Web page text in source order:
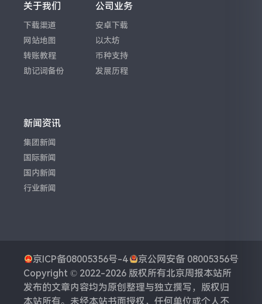
关于我们
下载渠道
网站地图
转账教程
助记词备份
公司业务
安卓下载
以太坊
币种支持
发展历程
新闻资讯
集团新闻
国际新闻
国内新闻
行业新闻
京ICP备08005356号-4
京公网安备 08005356号
Copyright © 2022-2026 版权所有北京周报本站所
发布的文章内容均为原创整理与独立撰写，版权归
本站所有。未经本站书面授权，任何单位或个人不